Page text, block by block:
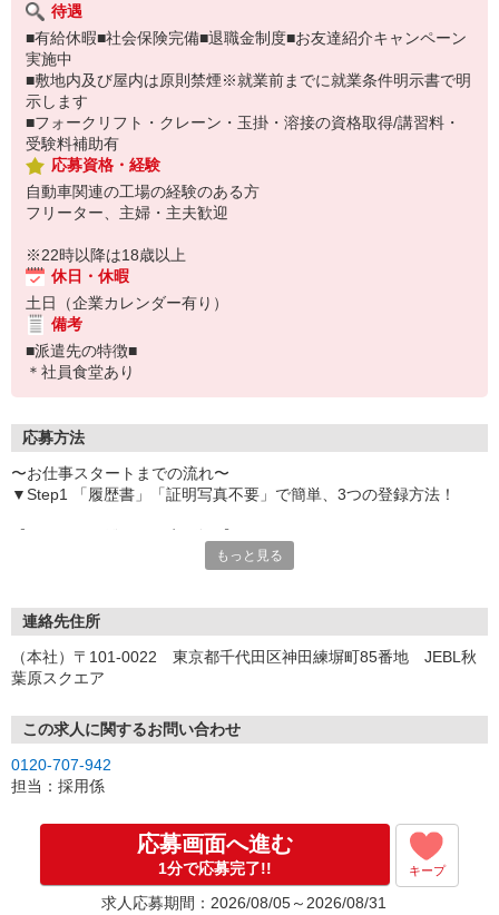
待遇
■有給休暇■社会保険完備■退職金制度■お友達紹介キャンペーン
実施中
■敷地内及び屋内は原則禁煙※就業前までに就業条件明示書で明
示します
■フォークリフト・クレーン・玉掛・溶接の資格取得/講習料・
受験料補助有
応募資格・経験
自動車関連の工場の経験のある方
フリーター、主婦・主夫歓迎
※22時以降は18歳以上
休日・休暇
土日（企業カレンダー有り）
備考
■派遣先の特徴■
＊社員食堂あり
応募方法
〜お仕事スタートまでの流れ〜
▼Step1 「履歴書」「証明写真不要」で簡単、3つの登録方法！
いつでも好きな時間に登録OK
受付時間/平日9:00〜19:00
【来場登録（目安1時間30分）】
▼Step2 全国にあるお仕事の中から、あなたにピッタリのお仕事を
ご案内
▼Step3 就業前に職場見学で気になる事はしっかりチェック！
応募⇒最短で2日後からの勤務も可能です！
もっと見る
連絡先住所
（本社）〒101-0022 東京都千代田区神田練塀町85番地 JEBL秋
葉原スクエア
この求人に関するお問い合わせ
0120-707-942
担当：採用係
応募画面へ進む
1分で応募完了!! キープ
求人応募期間：2026/08/05～2026/08/31